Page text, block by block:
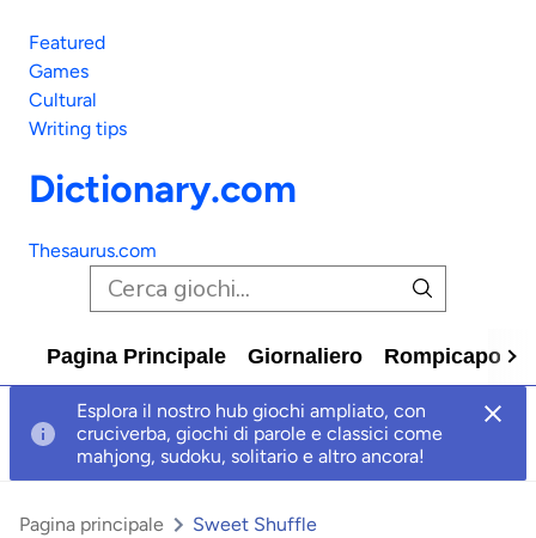
Featured
Games
Cultural
Writing tips
Dictionary.com
Thesaurus.com
Pagina Principale Giornaliero Rompicapo
Esplora il nostro hub giochi ampliato, con
cruciverba, giochi di parole e classici come
mahjong, sudoku, solitario e altro ancora!
Pagina principale Sweet Shuffle